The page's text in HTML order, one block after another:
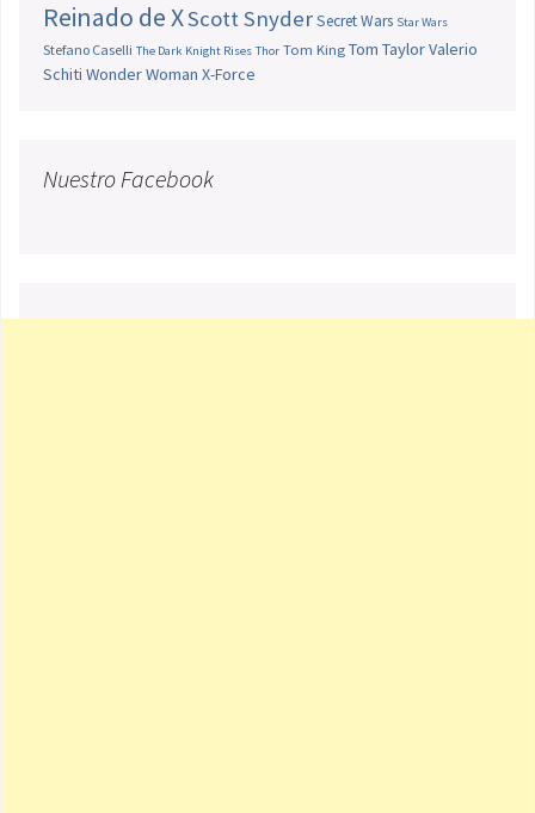
Reinado de XScott SnyderSecret Wars Star Wars
Stefano Caselli The Dark Knight Rises Thor Tom King Tom TaylorValerio
Schiti Wonder Woman X-Force
Nuestro Facebook